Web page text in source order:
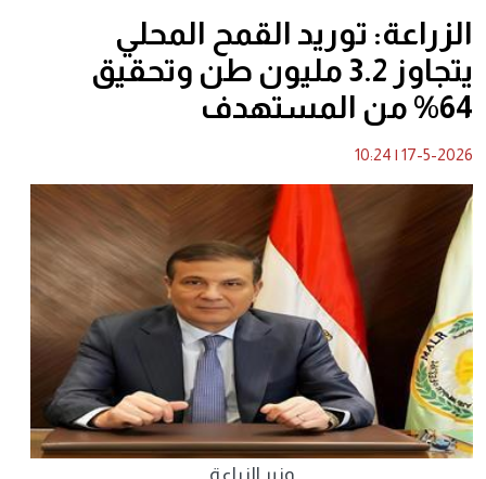
الزراعة: توريد القمح المحلي
يتجاوز 3.2 مليون طن وتحقيق
64% من المستهدف
17-5-2026
|
10:24